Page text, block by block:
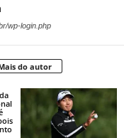
wp-login.php
do autor